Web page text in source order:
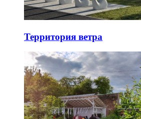
Территория ветра